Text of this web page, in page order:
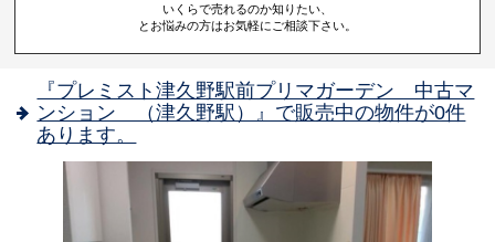
いくらで売れるのか知りたい、
とお悩みの方はお気軽にご相談下さい。
『プレミスト津久野駅前プリマガーデン 中古マ
ンション （津久野駅）』で販売中の物件が0件
あります。